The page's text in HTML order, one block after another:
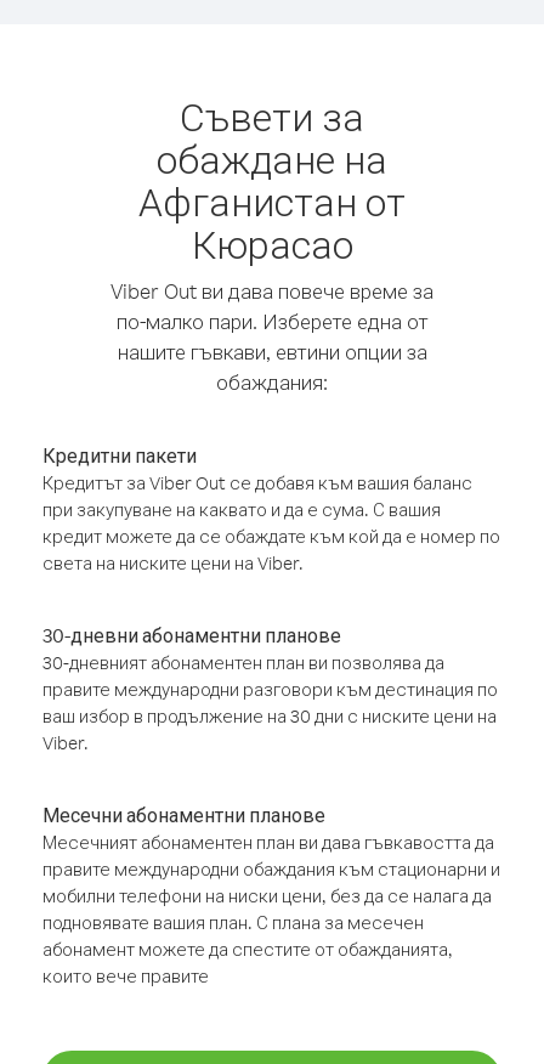
Съвети за
обаждане на
Афганистан от
Кюрасао
Viber Out ви дава повече време за
по-малко пари. Изберете една от
нашите гъвкави, евтини опции за
обаждания:
Кредитни пакети
Кредитът за Viber Out се добавя към вашия баланс
при закупуване на каквато и да е сума. С вашия
кредит можете да се обаждате към кой да е номер по
света на ниските цени на Viber.
30-дневни абонаментни планове
30-дневният абонаментен план ви позволява да
правите международни разговори към дестинация по
ваш избор в продължение на 30 дни с ниските цени на
Viber.
Месечни абонаментни планове
Месечният абонаментен план ви дава гъвкавостта да
правите международни обаждания към стационарни и
мобилни телефони на ниски цени, без да се налага да
подновявате вашия план. С плана за месечен
абонамент можете да спестите от обажданията,
които вече правите